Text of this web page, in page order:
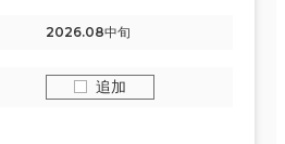
2026.08中旬
追加